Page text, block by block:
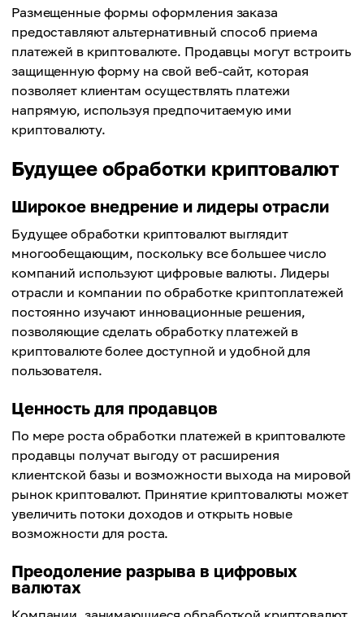
Размещенные формы оформления заказа
предоставляют альтернативный способ приема
платежей в криптовалюте. Продавцы могут встроить
защищенную форму на свой веб-сайт, которая
позволяет клиентам осуществлять платежи
напрямую, используя предпочитаемую ими
криптовалюту.
Будущее обработки криптовалют
Широкое внедрение и лидеры отрасли
Будущее обработки криптовалют выглядит
многообещающим, поскольку все большее число
компаний используют цифровые валюты. Лидеры
отрасли и компании по обработке криптоплатежей
постоянно изучают инновационные решения,
позволяющие сделать обработку платежей в
криптовалюте более доступной и удобной для
пользователя.
Ценность для продавцов
По мере роста обработки платежей в криптовалюте
продавцы получат выгоду от расширения
клиентской базы и возможности выхода на мировой
рынок криптовалют. Принятие криптовалюты может
увеличить потоки доходов и открыть новые
возможности для роста.
Преодоление разрыва в цифровых
валютах